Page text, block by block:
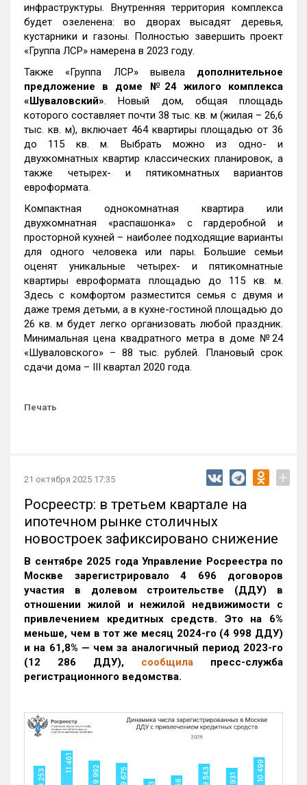
инфраструктуры. Внутренняя территория комплекса
будет озеленена: во дворах высадят деревья,
кустарники и газоны. Полностью завершить проект
«Группа ЛСР» намерена в 2023 году.
Также «Группа ЛСР» вывела дополнительное
предложение в доме №24 жилого комплекса
«Шуваловский». Новый дом, общая площадь
которого составляет почти 38 тыс. кв. м (жилая – 26,6
тыс. кв. м), включает 464 квартиры площадью от 36
до 115 кв. м. Выбрать можно из одно- и
двухкомнатных квартир классических планировок, а
также четырех- и пятикомнатных вариантов
евроформата.
Компактная однокомнатная квартира или
двухкомнатная «распашонка» с гардеробной и
просторной кухней – наиболее подходящие варианты
для одного человека или пары. Большие семьи
оценят уникальные четырех- и пятикомнатные
квартиры евроформата площадью до 115 кв. м.
Здесь с комфортом разместится семья с двумя и
даже тремя детьми, а в кухне-гостиной площадью до
26 кв. м будет легко организовать любой праздник.
Минимальная цена квадратного метра в доме №24
«Шуваловского» – 88 тыс. рублей. Плановый срок
сдачи дома – III квартал 2020 года.
Печать
21 октября 2025 17:35 +
Росреестр: в третьем квартале на
ипотечном рынке столичных
новостроек зафиксировано снижение
В сентябре 2025 года Управление Росреестра по
Москве зарегистрировало 4 696 договоров
участия в долевом строительстве (ДДУ) в
отношении жилой и нежилой недвижимости с
привлечением кредитных средств. Это на 6%
меньше, чем в тот же месяц 2024-го (4 998 ДДУ)
и на 61,8% — чем за аналогичный период 2023-го
(12 286 ДДУ), сообщила пресс-служба
регистрационного ведомства.